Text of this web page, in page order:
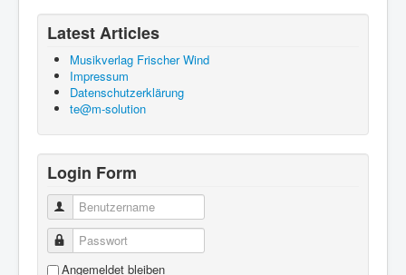
Latest Articles
Musikverlag Frischer Wind
Impressum
Datenschutzerklärung
te@m-solution
Login Form
Benutzername
Passwort
Angemeldet bleiben